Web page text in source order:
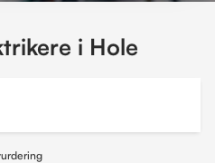
i Hole